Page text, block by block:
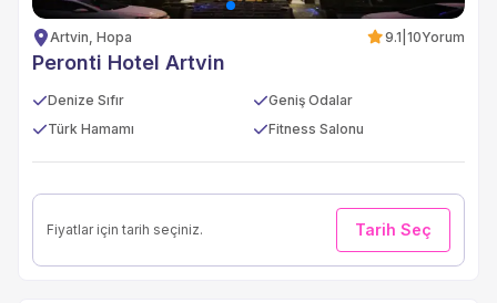
Artvin, Hopa 9.1 10Yorum
Peronti Hotel Artvin
Denize Sıfır
Geniş Odalar
Türk Hamamı
Fitness Salonu
Fiyatlar için tarih seçiniz. Tarih Seç